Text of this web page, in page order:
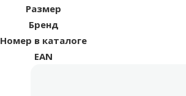
Размер
Бренд
Номер в каталоге
EAN